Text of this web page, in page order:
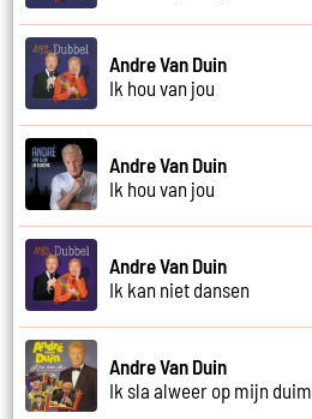
Andre Van Duin
Ik hou van jou
Andre Van Duin
Ik hou van jou
Andre Van Duin
Ik kan niet dansen
Andre Van Duin
Ik sla alweer op mijn duim